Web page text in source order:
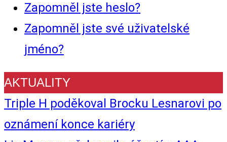
Zapomněl jste heslo?
Zapomněl jste své uživatelské
jméno?
AKTUALITY
Triple H poděkoval Brocku Lesnarovi po
oznámení konce kariéry